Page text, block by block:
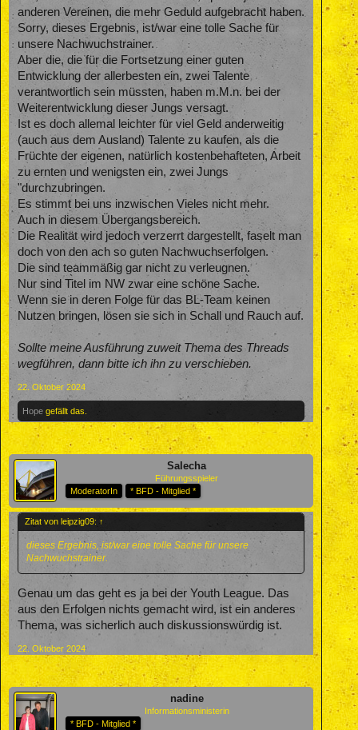
anderen Vereinen, die mehr Geduld aufgebracht haben.
Sorry, dieses Ergebnis, ist/war eine tolle Sache für
unsere Nachwuchstrainer.
Aber die, die für die Fortsetzung einer guten
Entwicklung der allerbesten ein, zwei Talente
verantwortlich sein müssten, haben m.M.n. bei der
Weiterentwicklung dieser Jungs versagt.
Ist es doch allemal leichter für viel Geld anderweitig
(auch aus dem Ausland) Talente zu kaufen, als die
Früchte der eigenen, natürlich kostenbehafteten, Arbeit
zu ernten und wenigsten ein, zwei Jungs
"durchzubringen.
Es stimmt bei uns inzwischen Vieles nicht mehr.
Auch in diesem Übergangsbereich.
Die Realität wird jedoch verzerrt dargestellt, faselt man
doch von den ach so guten Nachwuchserfolgen.
Die sind teammäßig gar nicht zu verleugnen.
Nur sind Titel im NW zwar eine schöne Sache.
Wenn sie in deren Folge für das BL-Team keinen
Nutzen bringen, lösen sie sich in Schall und Rauch auf.
Sollte meine Ausführung zuweit Thema des Threads
wegführen, dann bitte ich ihn zu verschieben.
22. Oktober 2024
Hope gefällt das.
Salecha
Führungsspieler
ModeratorIn
* BFD - Mitglied *
Zitat von leipzig09: ↑
dieses Ergebnis, ist/war eine tolle Sache für unsere
Nachwuchstrainer.
Genau um das geht es ja bei der Youth League. Das
aus den Erfolgen nichts gemacht wird, ist ein anderes
Thema, was sicherlich auch diskussionswürdig ist.
22. Oktober 2024
nadine
Informationsministerin
* BFD - Mitglied *